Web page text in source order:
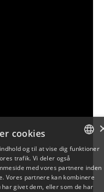
ENGLISH
cookies
og til at vise dig funktioner
trafik. Vi deler også
med vores partnere inden
Vores partnere kan kombinere
givet dem, eller som de har